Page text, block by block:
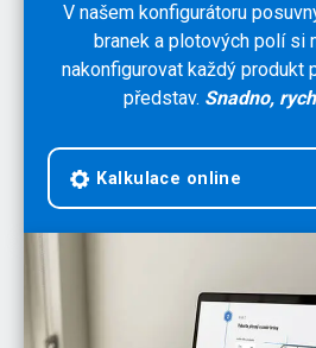
V našem konfigurátoru
branek a plotových polí si
nakonfigurovat každý produkt
představ. Snadno,
Kalkulace online